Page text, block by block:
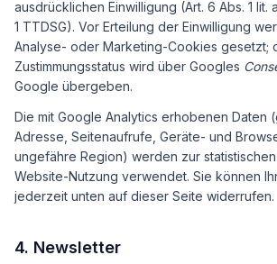
ausdrücklichen Einwilligung (Art. 6 Abs. 1 lit.
1 TTDSG). Vor Erteilung der Einwilligung
Analyse- oder Marketing-Cookies gesetzt;
Zustimmungsstatus wird über Googles
Google übergeben.
Die mit Google Analytics erhobenen Daten
Adresse, Seitenaufrufe, Geräte- und
ungefähre Region) werden zur
Website-Nutzung verwendet. Sie können
jederzeit unten auf dieser Seite widerrufen.
4. Newsletter